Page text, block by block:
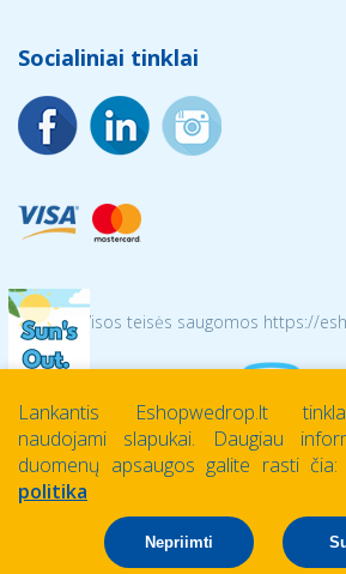
Socialiniai tinklai
© 2026 Visos teisės saugomos https://
Lankantis Eshopwedrop.lt
naudojami slapukai. Daugiau
duomenų apsaugos galite rasti čia:
politika
Nepriimti